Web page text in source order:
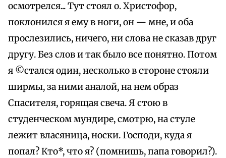
осмотрелся... Тут стоял о. Христофор,
поклонился я ему в ноги, он — мне, и оба
прослезились, ничего, ни слова не сказав друг
другу. Без слов и так было все понятно. Потом
я ©стался один, несколько в стороне стояли
ширмы, за ними аналой, на нем образ
Спасителя, горящая свеча. Я стою в
студенческом мундире, смотрю, на стуле
лежит власяница, носки. Господи, куда я
попал? Кто*, что я? (помнишь, папа говорил?).